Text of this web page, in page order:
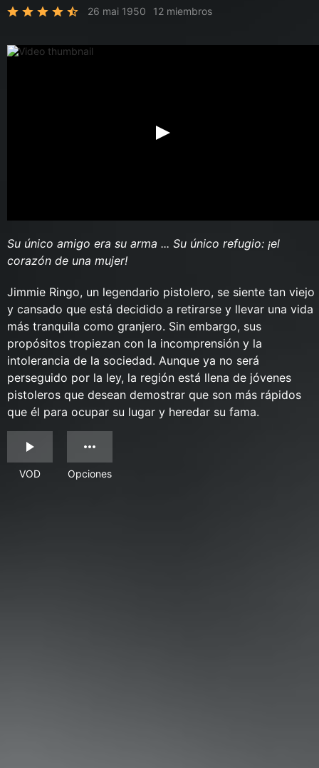
26 mai 1950 12 miembros
Su único amigo era su arma ... Su único refugio: ¡el
corazón de una mujer!
Jimmie Ringo, un legendario pistolero, se siente tan viejo
y cansado que está decidido a retirarse y llevar una vida
más tranquila como granjero. Sin embargo, sus
propósitos tropiezan con la incomprensión y la
intolerancia de la sociedad. Aunque ya no será
perseguido por la ley, la región está llena de jóvenes
pistoleros que desean demostrar que son más rápidos
que él para ocupar su lugar y heredar su fama.
VOD Opciones